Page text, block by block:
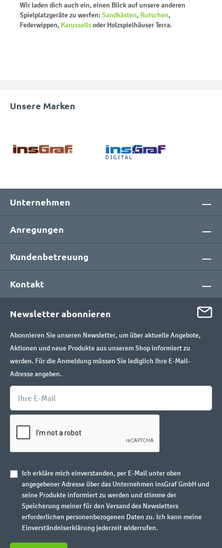
Wir laden dich auch ein, einen Blick auf unsere anderen
Spielplatzgeräte zu werfen: Sandkästen, Rutschen,
Federwippen, Karussellsoder Holzspielhäuser Terra.
Unsere Marken
Unternehmen
Anregungen
Kundenbetreuung
Kontakt
Newsletter abonnieren
Abonnieren Sie unseren Newsletter, um über aktuelle Angebote,
Aktionen und neue Produkte aus unserem Shop informiert zu
werden. Für die Anmeldung müssen Sie lediglich Ihre E-Mail-
Adresse angeben.
Ich erkläre mich einverstanden, per E-Mail unter oben
angegebener Adresse über das Unternehmen insGraf GmbH und
seine Produkte informiert zu werden und stimme der
Speicherung meiner für den Versand des Newsletters
erforderlichen personenbezogenen Daten zu. Ich kann meine
Einverständniserklärung jederzeit widerrufen.